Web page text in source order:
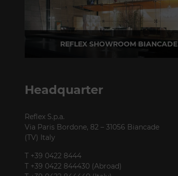
REFLEX SHOWROOM BIANCADE
Headquarter
Reflex S.p.a.
Via Paris Bordone, 82 – 31056 Biancade
(TV) Italy
T +39 0422 8444
T +39 0422 844430 (Abroad)